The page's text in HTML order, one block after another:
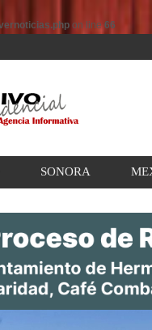
on line 66
SONORA